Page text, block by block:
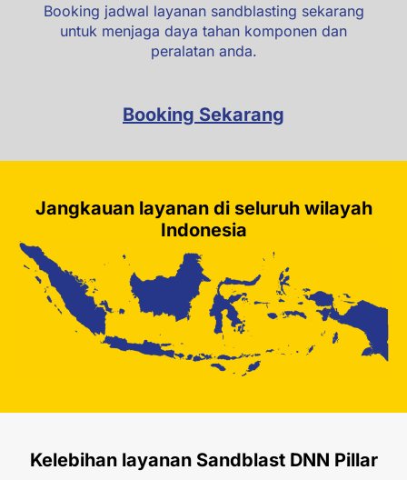
Booking jadwal layanan sandblasting sekarang
untuk menjaga daya tahan komponen dan
peralatan anda.
Booking Sekarang
Jangkauan layanan di seluruh wilayah
Indonesia
Kelebihan layanan Sandblast DNN Pillar